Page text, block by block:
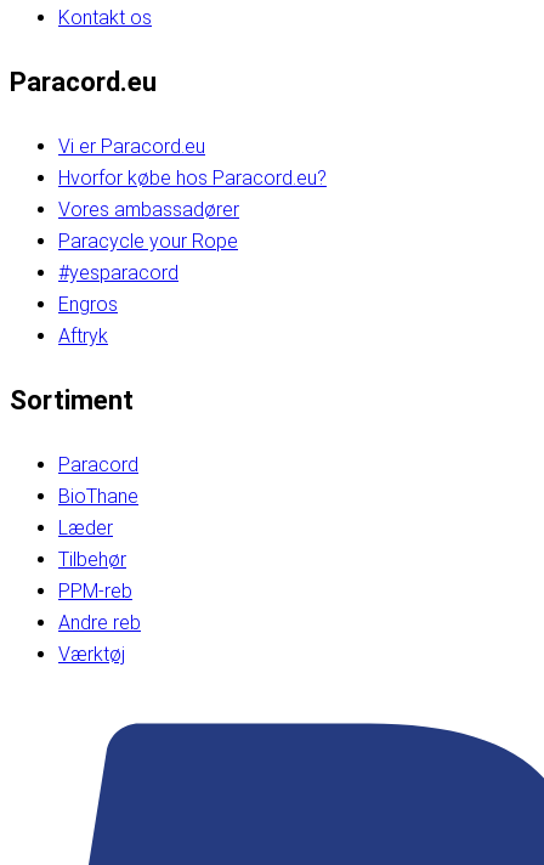
Kontakt os
Paracord.eu
Vi er Paracord.eu
Hvorfor købe hos Paracord.eu?
Vores ambassadører
Paracycle your Rope
#yesparacord
Engros
Aftryk
Sortiment
Paracord
BioThane
Læder
Tilbehør
PPM-reb
Andre reb
Værktøj